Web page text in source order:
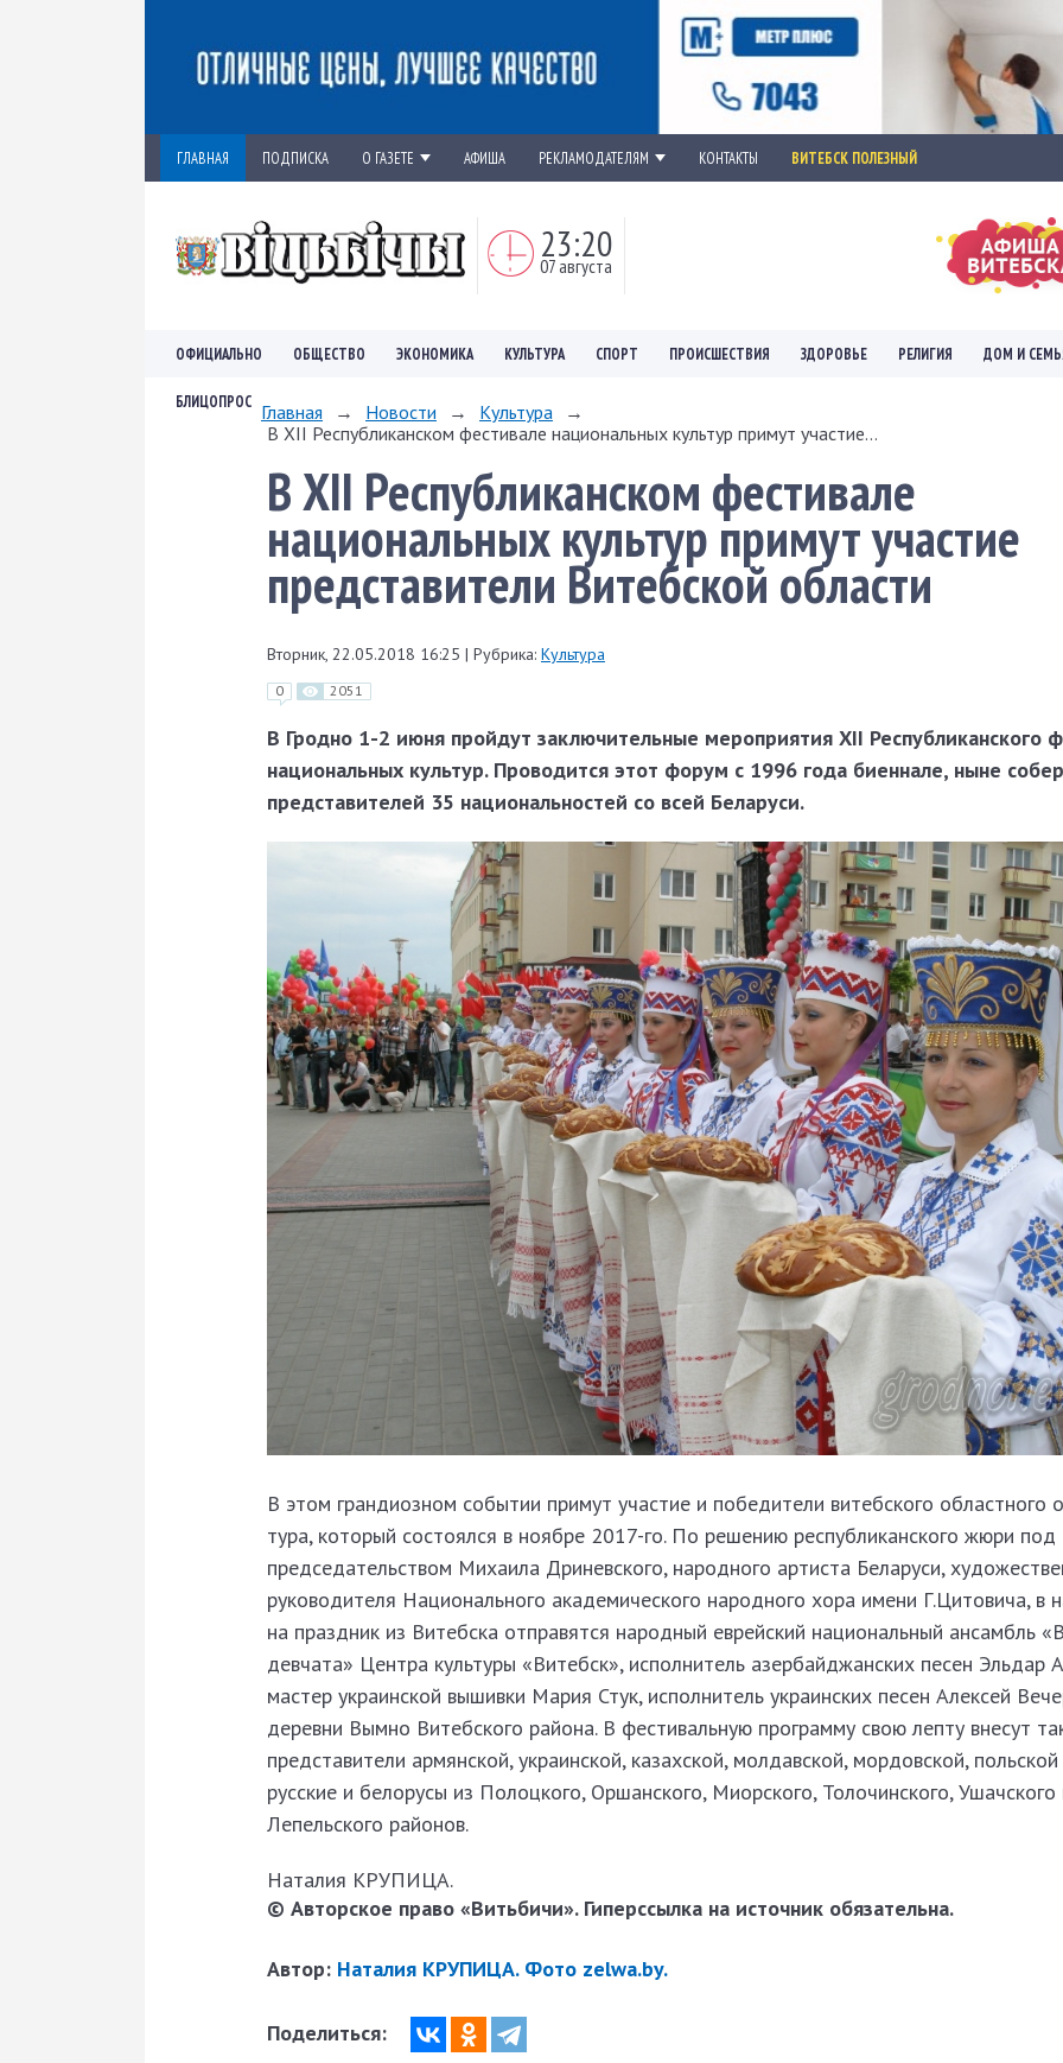
ГЛАВНАЯ ПОДПИСКА О ГАЗЕТЕ АФИША РЕКЛАМОДАТЕЛЯМ КОНТАКТЫ ВИТЕБСК ПОЛЕЗНЫЙ
23:20
07 августа
ОФИЦИАЛЬНО ОБЩЕСТВО ЭКОНОМИКА КУЛЬТУРА СПОРТ ПРОИСШЕСТВИЯ ЗДОРОВЬЕ РЕЛИГИЯ ДОМ И
БЛИЦОПРОС Главная → Новости → Культура
→
В XII Республиканском фестивале национальных культур примут участие...
В XII Республиканском фестивале
национальных культур примут участие
представители Витебской области
Вторник, 22.05.2018 16:25 | Рубрика: Культура
0 2051
В Гродно 1-2 июня пройдут заключительные мероприятия XII Республиканского
национальных культур. Проводится этот форум с 1996 года биеннале, ныне
представителей 35 национальностей со всей Беларуси.
В этом грандиозном событии примут участие и победители витебского областного
тура, который состоялся в ноябре 2017-го. По решению республиканского жюри под
председательством Михаила Дриневского, народного артиста Беларуси,
руководителя Национального академического народного хора имени Г.Цитовича, в
на праздник из Витебска отправятся народный еврейский национальный ансамбль
девчата» Центра культуры «Витебск», исполнитель азербайджанских песен Эльдар
мастер украинской вышивки Мария Стук, исполнитель украинских песен Алексей
деревни Вымно Витебского района. В фестивальную программу свою лепту внесут
представители армянской, украинской, казахской, молдавской, мордовской,
русские и белорусы из Полоцкого, Оршанского, Миорского, Толочинского, Ушачского
Лепельского районов.
Наталия КРУПИЦА.
© Авторское право «Витьбичи». Гиперссылка на источник обязательна.
Автор: Наталия КРУПИЦА. Фото zelwa.by.
Поделиться: